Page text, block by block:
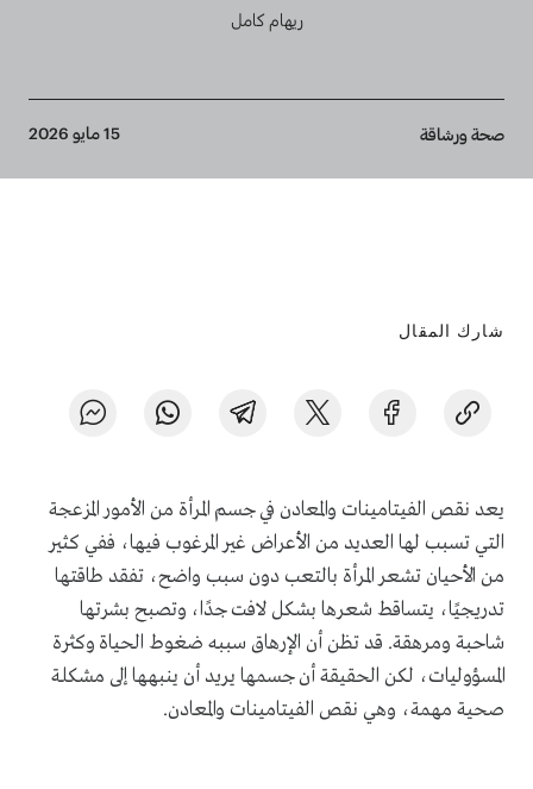
ريهام كامل
Breadcrumb
صحة ورشاقة 15 مايو 2026
شارك المقال
يعد نقص الفيتامينات والمعادن في جسم المرأة من الأمور المزعجة
التي تسبب لها العديد من الأعراض غير المرغوب فيها، ففي كثير
من الأحيان تشعر المرأة بالتعب دون سبب واضح، تفقد طاقتها
تدريجيًا، يتساقط شعرها بشكل لافت جدًا، وتصبح بشرتها
شاحبة ومرهقة. قد تظن أن الإرهاق سببه ضغوط الحياة وكثرة
المسؤوليات، لكن الحقيقة أن جسمها يريد أن ينبهها إلى مشكلة
صحية مهمة، وهي نقص الفيتامينات والمعادن.